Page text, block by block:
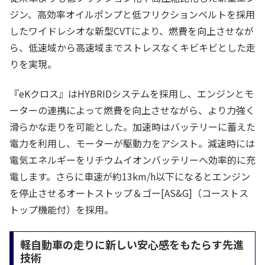
ジン、高効率オイルポンプと低フリクションベルトを採用
したワイドレシオな新型CVTにより、燃費を向上させなが
ら、低速域から高速域までストレスなくキビキビとした走
りを実現。
『eKクロス』はHYBRIDシステムを採用し、エンジンとモ
ーターの連携によって燃費を向上させながら、より力強く
滑らかな走りを可能とした。加速時はバッテリーに蓄えた
電力を利用し、モーターが駆動力をアシスト。減速時には
電気エネルギーをリチウムイオンバッテリーへ効率的に充
電します。さらに車速が約13km/h以下になるとエンジン
を停止させるオートストップ＆ゴー[AS&G]（コーストス
トップ機能付）を採用。
軽自動車の走りに新しい安心感をもたらす先進
技術